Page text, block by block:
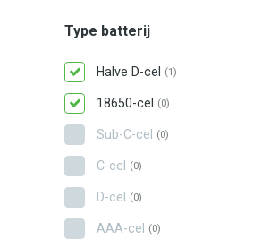
Type batterij
Halve D-cel (1)
18650-cel (0)
Sub-C-cel (0)
C-cel (0)
D-cel (0)
AAA-cel (0)